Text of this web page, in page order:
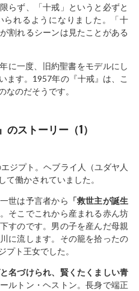
らず、「十戒」というと必ずと
れるようになりました。「十
割れるシーンは見たことがある
に一度、旧約聖書をモデルにし
ます。1957年の『十戒』は、こ
なのだそうです。
ストーリー（1）
ジプト。ヘブライ人（ユダヤ人
て働かされていました。
世は予言者から 「救世主が誕生
そこでこれから産まれる赤ん坊
すのです。男の子を産んだ母親
に流します。その籠を拾ったの
プト王女でした。
名づけられ、賢くたくましい青
ルトン・ヘストン。長身で端正